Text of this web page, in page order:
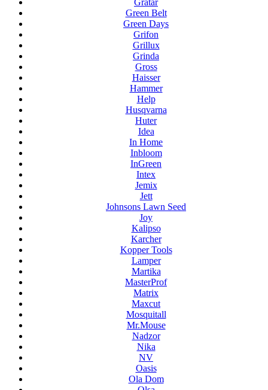
Gratar
Green Belt
Green Days
Grifon
Grillux
Grinda
Gross
Haisser
Hammer
Help
Husqvarna
Huter
Idea
In Home
Inbloom
InGreen
Intex
Jemix
Jett
Johnsons Lawn Seed
Joy
Kalipso
Karcher
Kopper Tools
Lamper
Martika
MasterProf
Matrix
Maxcut
Mosquitall
Mr.Mouse
Nadzor
Nika
NV
Oasis
Ola Dom